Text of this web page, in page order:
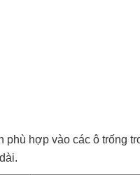
phù hợp vào các ô trống